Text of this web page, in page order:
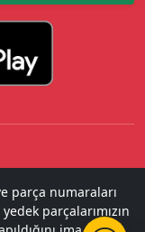
parça numaraları
parçalarımızın